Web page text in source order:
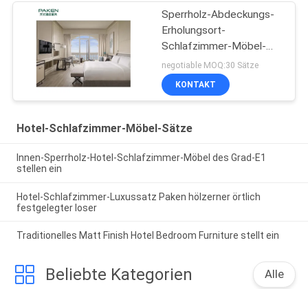
Sperrholz-Abdeckungs-
Erholungsort-
Schlafzimmer-Möbel-
Satz
negotiable MOQ:30 Sätze
KONTAKT
Hotel-Schlafzimmer-Möbel-Sätze
Innen-Sperrholz-Hotel-Schlafzimmer-Möbel des Grad-E1
stellen ein
Hotel-Schlafzimmer-Luxussatz Paken hölzerner örtlich
festgelegter loser
Traditionelles Matt Finish Hotel Bedroom Furniture stellt ein
Beliebte Kategorien Alle